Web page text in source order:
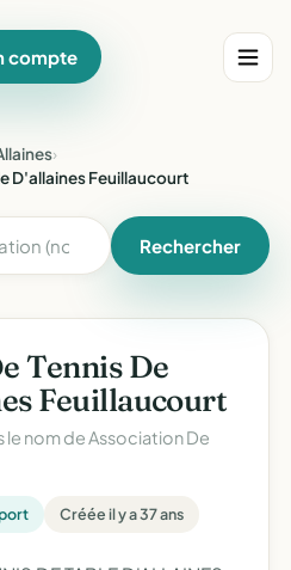
compte
›
D'allaines Feuillaucourt
Rechercher
Tennis De
Feuillaucourt
le nom deAssociation De
Créée il y a 37 ans